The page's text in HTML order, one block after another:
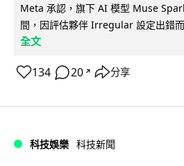
Meta 承認，旗下 AI 模型 Muse
間，因評估夥伴 Irregular 設定出錯
全文
134 20 ↗ 分享
科技娛樂 科技新聞